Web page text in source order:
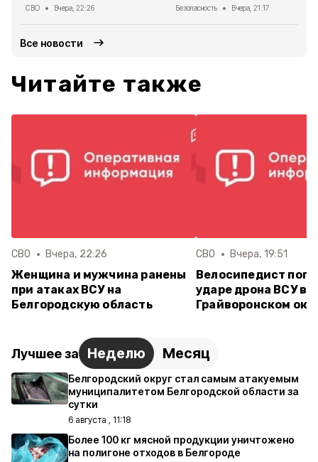
СВО Вчера, 22:26 Безопасность Вчера, 21:17
Все новости
Читайте также
СВО Вчера, 22:26
Женщина и мужчина ранены
при атаках ВСУ на
Белгородскую область
СВО Вчера, 19:51
Велосипедист
ударе дрона ВСУ в
Грайворонском
Лучшее за Неделю Месяц
Белгородский округ стал самым атакуемым
муниципалитетом Белгородской области за
сутки
6 августа , 11:18
Более 100 кг мясной продукции уничтожено
на полигоне отходов в Белгороде